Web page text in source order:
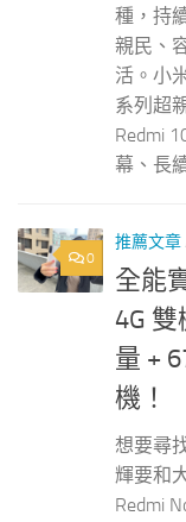
種，持
親民、
活。小
系列超
Redmi
幕、長
0
推薦文章
全能
4G
量 +
機！
想要尋
輝要和
Redmi